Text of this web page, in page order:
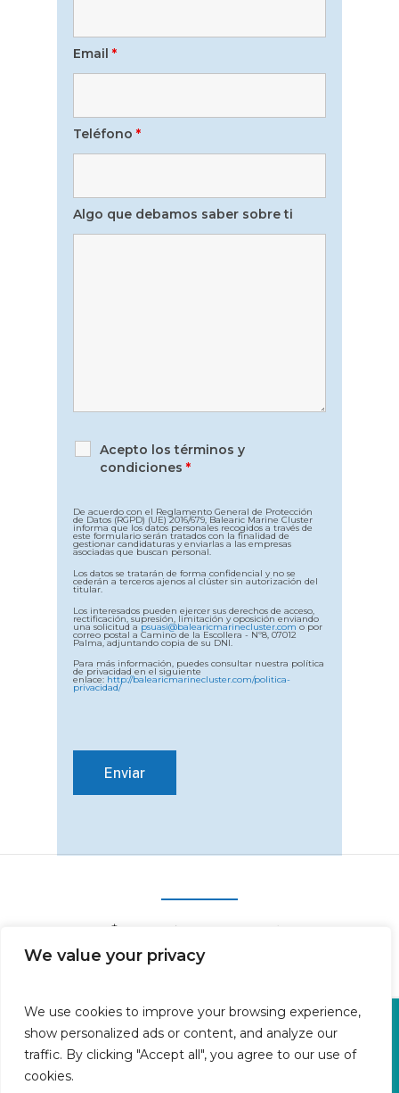
We value your privacy
We use cookies to improve your browsing experience,
show personalized ads or content, and analyze our
traffic. By clicking "Accept all", you agree to our use of
cookies.
Email*
Teléfono*
Algo que debamos saber sobre ti
Acepto los términos y
condiciones*
De acuerdo con el Reglamento General de Protección
de Datos (RGPD) (UE) 2016/679, Balearic Marine Cluster
informa que los datos personales recogidos a través de
este formulario serán tratados con la finalidad de
gestionar candidaturas y enviarlas a las empresas
asociadas que buscan personal.
Los datos se tratarán de forma confidencial y no se
cederán a terceros ajenos al clúster sin autorización del
titular.
Los interesados pueden ejercer sus derechos de acceso,
rectificación, supresión, limitación y oposición enviando
una solicitud a psuasi@balearicmarinecluster.com o por
correo postal a Camino de la Escollera - Nº8, 07012
Palma, adjuntando copia de su DNI.
Para más información, puedes consultar nuestra política
de privacidad en el siguiente
enlace: http://balearicmarinecluster.com/politica-
privacidad/
Oficina en Calle Fluvià 1,
Bajos derecha, 07015 Palma